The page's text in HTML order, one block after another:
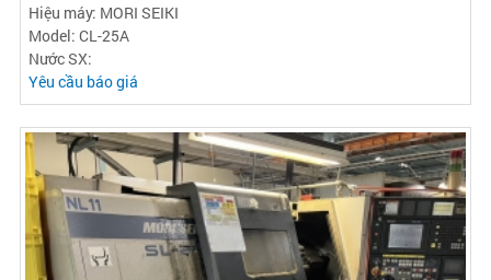
Hiệu máy: MORI SEIKI
Model: CL-25A
Nước SX:
Yêu cầu báo giá